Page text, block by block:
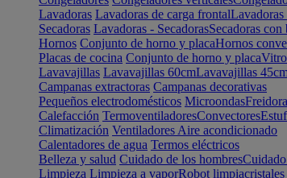
Lavadoras Lavadoras de carga frontalLavadoras
Secadoras Lavadoras - SecadorasSecadoras
Hornos Conjunto de horno y placaHornos
Placas de cocina Conjunto de horno y placa
Lavavajillas Lavavajillas 60cmLavavajillas
Campanas extractoras Campanas decorativas
Pequeños electrodomésticos Microondas
Calefacción TermoventiladoresConvectores
Climatización Ventiladores Aire acondicionado
Calentadores de agua Termos eléctricos
Belleza y salud Cuidado de los hombres
Limpieza Limpieza a vaporRobot limpiacristales